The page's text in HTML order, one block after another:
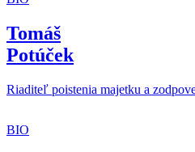
Tomáš
Potúček
Riaditeľ poistenia majetku a
BIO